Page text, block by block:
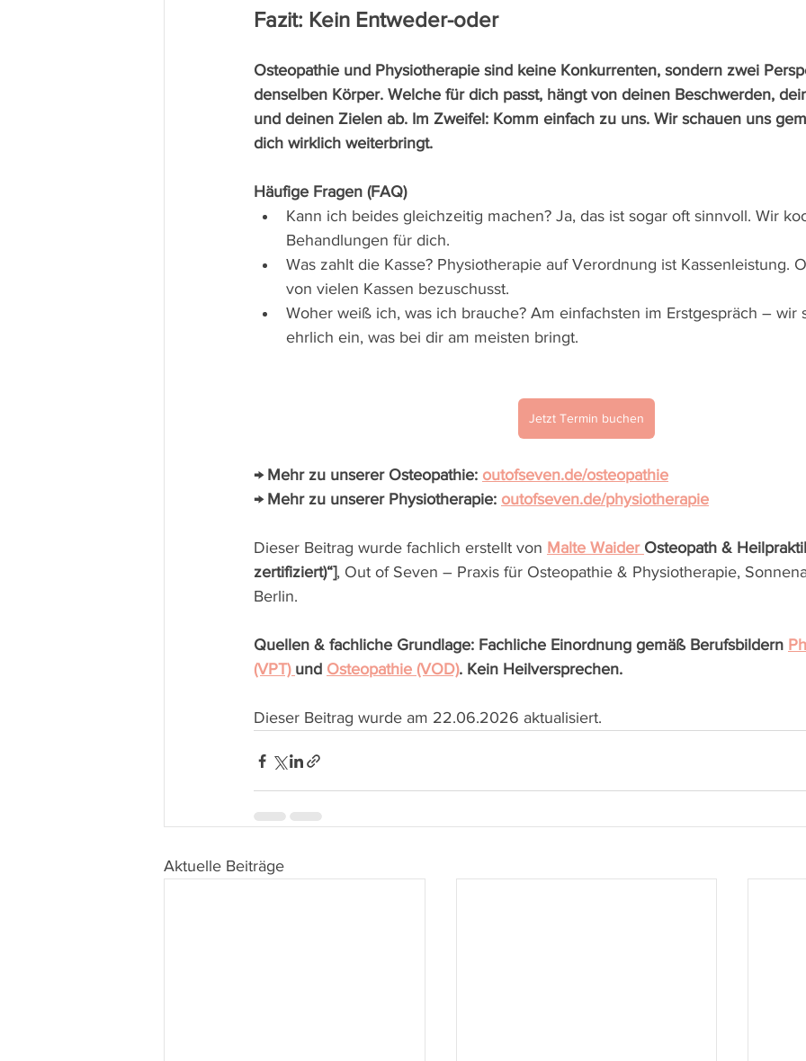
Fazit: Kein Entweder-oder
Osteopathie und Physiotherapie sind keine Konkurrenten, sondern zwei
denselben Körper. Welche für dich passt, hängt von deinen Beschwerden,
und deinen Zielen ab. Im Zweifel: Komm einfach zu uns. Wir schauen uns
dich wirklich weiterbringt.
Häufige Fragen (FAQ)
Kann ich beides gleichzeitig machen? Ja, das ist sogar oft sinnvoll. Wir
Behandlungen für dich.
Was zahlt die Kasse? Physiotherapie auf Verordnung ist Kassenleistung.
von vielen Kassen bezuschusst.
Woher weiß ich, was ich brauche? Am einfachsten im Erstgespräch – wir
ehrlich ein, was bei dir am meisten bringt.
Jetzt Termin buchen
→ Mehr zu unserer Osteopathie: outofseven.de/osteopathie
→ Mehr zu unserer Physiotherapie: outofseven.de/physiotherapie
Dieser Beitrag wurde fachlich erstellt von Malte Waider Osteopath &
zertifiziert)“], Out of Seven – Praxis für Osteopathie & Physiotherapie,
Berlin.
Quellen & fachliche Grundlage: Fachliche Einordnung gemäß Berufsbildern
(VPT) und Osteopathie (VOD). Kein Heilversprechen.
Dieser Beitrag wurde am 22.06.2026 aktualisiert.
Aktuelle Beiträge